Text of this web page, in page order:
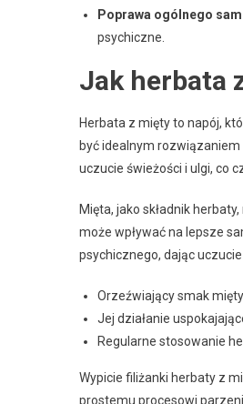
Poprawa ogólnego
psychiczne.
Jak herbata
Herbata z mięty to napój,
być idealnym rozwiązaniem
uczucie świeżości i ulgi, co
Mięta, jako składnik
może wpływać na lepsze
psychicznego, dając
Orzeźwiający smak
Jej działanie
Regularne stosowanie
Wypicie filiżanki herbaty z
prostemu procesowi